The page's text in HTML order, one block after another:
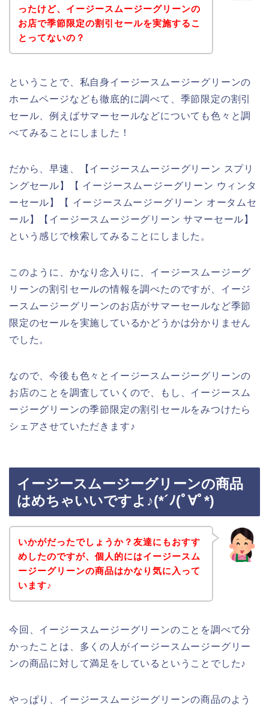
ったけど、イージースムージーグリーンの
お店で季節限定の割引セールを実施するこ
とってないの？
ということで、私自身イージースムージーグリーンの
ホームページなども徹底的に調べて、季節限定の割引
セール、例えばサマーセールなどについても色々と調
べてみることにしました！
だから、早速、【イージースムージーグリーン スプリ
ングセール】【 イージースムージーグリーン ウィンタ
ーセール】【 イージースムージーグリーン オータムセ
ール】【イージースムージーグリーン サマーセール】
という感じで検索してみることにしました。
このように、かなり念入りに、イージースムージーグ
リーンの割引セールの情報を調べたのですが、イージ
ースムージーグリーンのお店がサマーセールなど季節
限定のセールを実施しているかどうかは分かりません
でした。
なので、今後も色々とイージースムージーグリーンの
お店のことを調査していくので、もし、イージースム
ージーグリーンの季節限定の割引セールをみつけたら
シェアさせていただきます♪
イージースムージーグリーンの商品
はめちゃいいですよ♪(*´ﾉ(ﾟ∀ﾟ*)
いかがだったでしょうか？友達にもおすす
めしたのですが、個人的にはイージースム
ージーグリーンの商品はかなり気に入って
います♪
今回、イージースムージーグリーンのことを調べて分
かったことは、多くの人がイージースムージーグリー
ンの商品に対して満足をしているということでした♪
やっぱり、イージースムージーグリーンの商品のよう